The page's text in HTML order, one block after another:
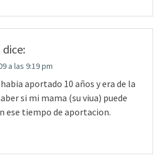
dice:
a las 9:19 pm
aportado 10 años y era de la
si mi mama (su viua) puede
ese tiempo de aportacion.